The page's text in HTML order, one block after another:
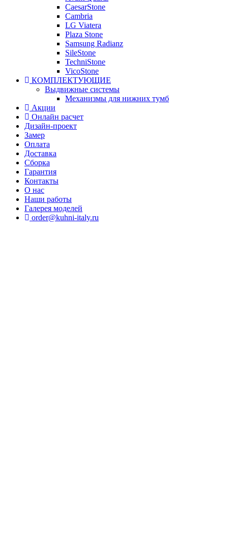
CaesarStone
Cambria
LG Viatera
Plaza Stone
Samsung Radianz
SileStone
TechniStone
VicoStone
КОМПЛЕКТУЮЩИЕ
Выдвижные системы
Механизмы для нижних тумб
Акции
Онлайн расчет
Дизайн-проект
Замер
Оплата
Доставка
Сборка
Гарантия
Контакты
О нас
Наши работы
Галерея моделей
order@kuhni-italy.ru